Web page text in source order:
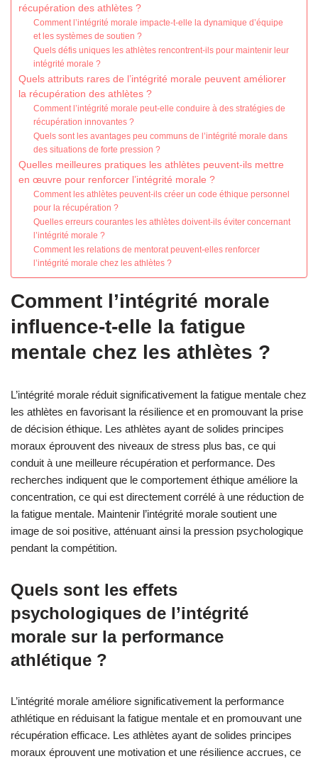
récupération des athlètes ?
Comment l’intégrité morale impacte-t-elle la dynamique d’équipe
et les systèmes de soutien ?
Quels défis uniques les athlètes rencontrent-ils pour maintenir leur
intégrité morale ?
Quels attributs rares de l’intégrité morale peuvent améliorer
la récupération des athlètes ?
Comment l’intégrité morale peut-elle conduire à des stratégies de
récupération innovantes ?
Quels sont les avantages peu communs de l’intégrité morale dans
des situations de forte pression ?
Quelles meilleures pratiques les athlètes peuvent-ils mettre
en œuvre pour renforcer l’intégrité morale ?
Comment les athlètes peuvent-ils créer un code éthique personnel
pour la récupération ?
Quelles erreurs courantes les athlètes doivent-ils éviter concernant
l’intégrité morale ?
Comment les relations de mentorat peuvent-elles renforcer
l’intégrité morale chez les athlètes ?
Comment l’intégrité morale
influence-t-elle la fatigue
mentale chez les athlètes ?
L’intégrité morale réduit significativement la fatigue mentale chez
les athlètes en favorisant la résilience et en promouvant la prise
de décision éthique. Les athlètes ayant de solides principes
moraux éprouvent des niveaux de stress plus bas, ce qui
conduit à une meilleure récupération et performance. Des
recherches indiquent que le comportement éthique améliore la
concentration, ce qui est directement corrélé à une réduction de
la fatigue mentale. Maintenir l’intégrité morale soutient une
image de soi positive, atténuant ainsi la pression psychologique
pendant la compétition.
Quels sont les effets
psychologiques de l’intégrité
morale sur la performance
athlétique ?
L’intégrité morale améliore significativement la performance
athlétique en réduisant la fatigue mentale et en promouvant une
récupération efficace. Les athlètes ayant de solides principes
moraux éprouvent une motivation et une résilience accrues, ce